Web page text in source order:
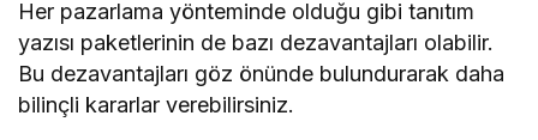
Her pazarlama yönteminde olduğu gibi tanıtım
yazısı paketlerinin de bazı dezavantajları olabilir.
Bu dezavantajları göz önünde bulundurarak daha
bilinçli kararlar verebilirsiniz.